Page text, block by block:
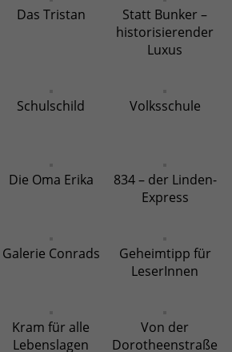
Das Tristan
Statt Bunker –
historisierender
Luxus
Schulschild Volksschule
Die Oma Erika
834 – der Linden-
Express
Galerie Conrads
Geheimtipp für
LeserInnen
Kram für alle
Lebenslagen
Von der
Dorotheenstraße